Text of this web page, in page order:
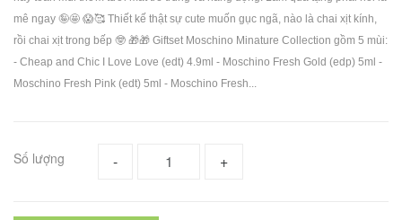
mê ngay 🤪🤩 😱🥰 Thiết kế thật sự cute muốn gục ngã, nào là chai xịt kính,
rồi chai xịt trong bếp 🤓 🎁🎁 Giftset Moschino Minature Collection gồm 5 mùi:
- Cheap and Chic I Love Love (edt) 4.9ml - Moschino Fresh Gold (edp) 5ml -
Moschino Fresh Pink (edt) 5ml - Moschino Fresh...
Số lượng - +